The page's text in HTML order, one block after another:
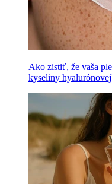
Ako zistiť, že vaša
kyseliny